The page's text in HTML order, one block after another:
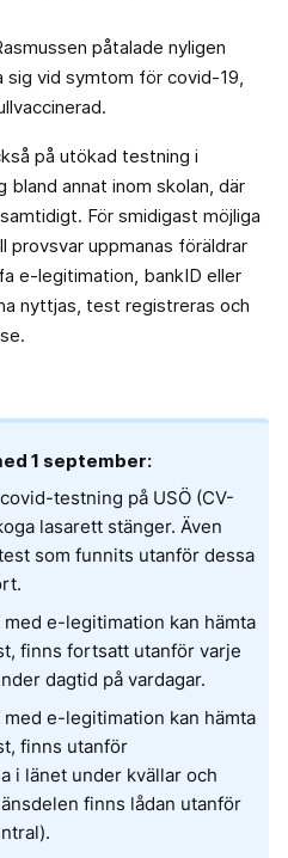
påtalade nyligen
vid symtom för covid-19,
på utökad testning i
annat inom skolan, där
För smidigast möjliga
uppmanas föräldrar
e-legitimation, bankID eller
nyttjas, test registreras och
1 september:
testning på USÖ (CV-
lasarett stänger. Även
som funnits utanför dessa
e-legitimation kan hämta
finns fortsatt utanför varje
dagtid på vardagar.
e-legitimation kan hämta
finns utanför
i länet under kvällar och
finns lådan utanför